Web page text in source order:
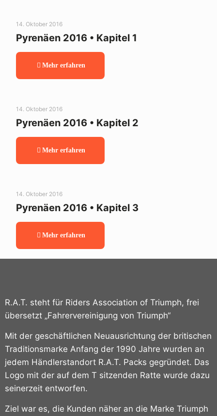
14. Oktober 2016
Pyrenäen 2016 • Kapitel 1
Mehr erfahren
14. Oktober 2016
Pyrenäen 2016 • Kapitel 2
Mehr erfahren
14. Oktober 2016
Pyrenäen 2016 • Kapitel 3
Mehr erfahren
R.A.T. steht für Riders Association of Triumph, frei
übersetzt „Fahrervereinigung von Triumph“
Mit der geschäftlichen Neuausrichtung der britischen
Traditionsmarke Anfang der 1990 Jahre wurden an
jedem Händlerstandort R.A.T. Packs gegründet. Das
Logo mit der auf dem T sitzenden Ratte wurde dazu
seinerzeit entworfen.
Ziel war es, die Kunden näher an die Marke Triumph